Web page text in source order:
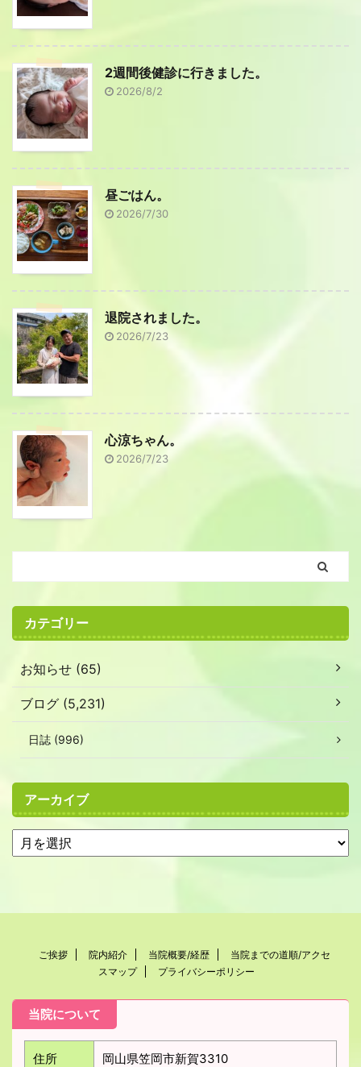
2週間後健診に行きました。
2026/8/2
昼ごはん。
2026/7/30
退院されました。
2026/7/23
心涼ちゃん。
2026/7/23
カテゴリー
お知らせ (65)
ブログ (5,231)
日誌 (996)
アーカイブ
ご挨拶 院内紹介 当院概要/経歴
当院までの道順/アクセ
スマップ
プライバシーポリシー
当院について
住所 岡山県笠岡市新賀3310